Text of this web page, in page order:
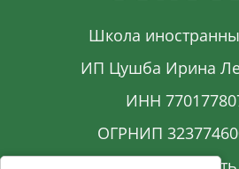
Школа
ИП Цушба Ирина
ИНН
ОГРНИП